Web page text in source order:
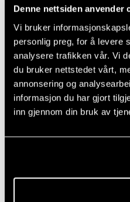
Denne nettsiden anvender
Vi bruker
personlig preg, for å levere
analysere trafikken vår. Vi
du bruker nettstedet vårt,
annonsering og
informasjon du har gjort
inn gjennom din bruk av
eller andre.
På den andre
klassisk konsert, der
dei må (etter å ha
kunstverk.
er ei felles,